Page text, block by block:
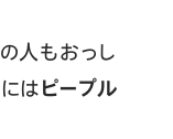
人もおっし
はピープル